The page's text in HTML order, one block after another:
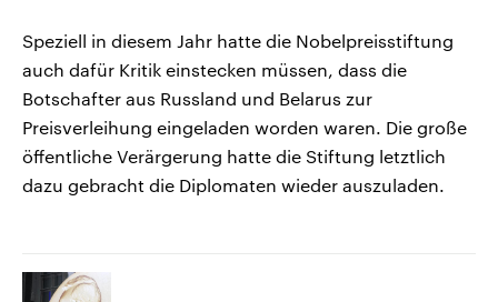
Speziell in diesem Jahr hatte die Nobelpreisstiftung
auch dafür Kritik einstecken müssen, dass die
Botschafter aus Russland und Belarus zur
Preisverleihung eingeladen worden waren. Die große
öffentliche Verärgerung hatte die Stiftung letztlich
dazu gebracht die Diplomaten wieder auszuladen.